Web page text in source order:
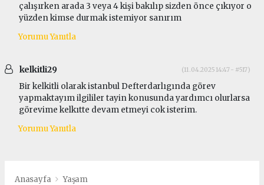
çalışırken arada 3 veya 4 kişi bakılıp sizden önce çıkıyor o
yüzden kimse durmak istemiyor sanırım
Yorumu Yanıtla
kelkitli29 (11.04.2025 14:47 - #517)
Bir kelkitli olarak istanbul Defterdarlıgında görev
yapmaktayım ilgililer tayin konusunda yardımcı olurlarsa
görevime kelkıtte devam etmeyi cok isterim.
Yorumu Yanıtla
Anasayfa Yaşam